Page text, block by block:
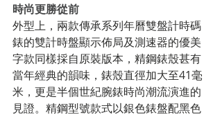
時尚更勝從前
外型上，兩款傳承系列年曆雙盤計時碼
錶的雙計時盤顯示佈局及測速器的優美
字款同樣採自原裝版本，精鋼錶殼甚有
當年經典的韻味，錶殼直徑加大至41毫
米，更是半個世紀腕錶時尚潮流演進的
見證。精鋼型號款式以銀色錶盤配黑色